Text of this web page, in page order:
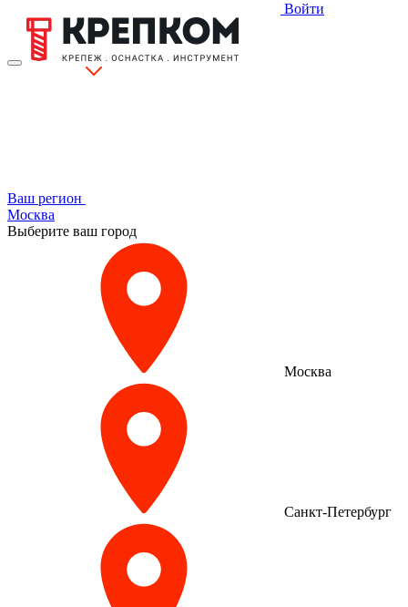
Войти
Ваш регион
Москва
Выберите ваш город
Москва
Санкт-Петербург